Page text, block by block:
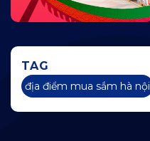
TAG
địa điểm mua sắm hà nội